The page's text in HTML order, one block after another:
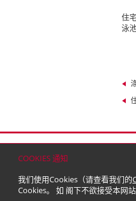
COOKIES 通知
我们使用Cookies（请查看我们的
Cookies。 如 阁下不欲接受本网
住
泳